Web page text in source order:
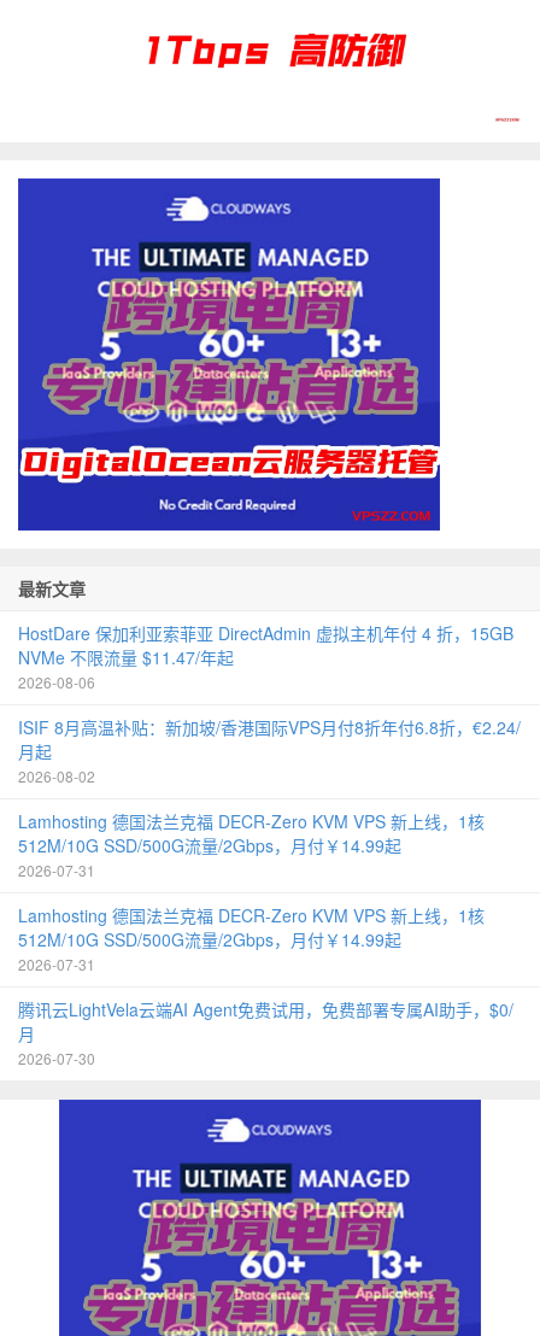
最新文章
HostDare 保加利亚索菲亚 DirectAdmin 虚拟主机年付 4 折，15GB
NVMe 不限流量 $11.47/年起
2026-08-06
ISIF 8月高温补贴：新加坡/香港国际VPS月付8折年付6.8折，€2.24/
月起
2026-08-02
Lamhosting 德国法兰克福 DECR-Zero KVM VPS 新上线，1核
512M/10G SSD/500G流量/2Gbps，月付￥14.99起
2026-07-31
Lamhosting 德国法兰克福 DECR-Zero KVM VPS 新上线，1核
512M/10G SSD/500G流量/2Gbps，月付￥14.99起
2026-07-31
腾讯云LightVela云端AI Agent免费试用，免费部署专属AI助手，$0/
月
2026-07-30